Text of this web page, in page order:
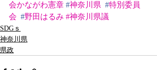
会かながわ憲章 #神奈川県 #特別委員
会 #野田はるみ #神奈川県議
SDGｓ
神奈川県
県政